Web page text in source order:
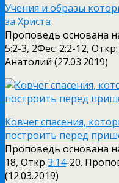
Учения и образы
за Христа
Проповедь основана
5:2-3, 2Фес: 2:2-12,
Анатолий (27.03.2019)
Ковчег спасения,
построить перед
Проповедь основана
18, Откр 3:14-20.
(12.03.2019)